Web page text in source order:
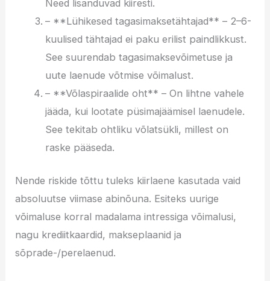
Need lisanduvad kiiresti.
– **Lühikesed tagasimaksetähtajad** – 2–6-
kuulised tähtajad ei paku erilist paindlikkust.
See suurendab tagasimaksevõimetuse ja
uute laenude võtmise võimalust.
– **Võlaspiraalide oht** – On lihtne vahele
jääda, kui lootate püsimajäämisel laenudele.
See tekitab ohtliku võlatsükli, millest on
raske pääseda.
Nende riskide tõttu tuleks kiirlaene kasutada vaid
absoluutse viimase abinõuna. Esiteks uurige
võimaluse korral madalama intressiga võimalusi,
nagu krediitkaardid, makseplaanid ja
sõprade-/perelaenud.